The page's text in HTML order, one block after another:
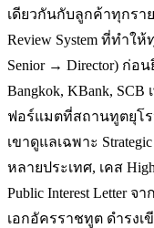
เดียวกันกับลูกค้าทุกรา
Review System ที่ทำใ
Senior → Director) ก่อ
Bangkok, KBank, SCB
ฟอร์แมตที่สถานทูตยุโ
เขาดูแลเฉพาะ
หลายประเทศ, เคส
Public Interest Letter จ
เอกอัครราชทูต ดำรงเ